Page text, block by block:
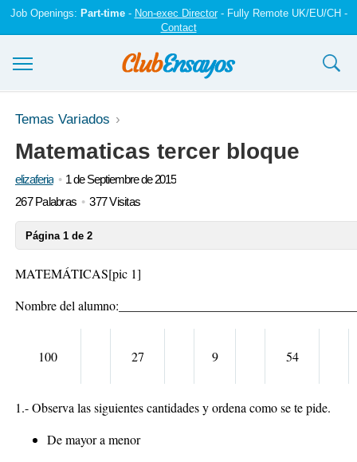
Job Openings: Part-time- Non-exec Director- Fully Remote UK/EU/CH -
Contact
Ensayos y trabajos
Registrarse
Iniciar sesión
Temas Variados
Matematicas tercer bloque
elizaferia
1 de Septiembre de 2015
267 Palabras
377 Visitas
Página 1 de 2
MATEMÁTICAS[pic 1]
Nombre del
100 27 9 54
1.- Observa las siguientes cantidades y ordena como se te pide.
De mayor a menor